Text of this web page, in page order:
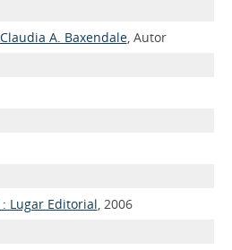
Claudia A. Baxendale, Autor
Lugar Editorial, 2006